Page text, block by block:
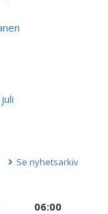
Se nyhetsarkiv
06:00